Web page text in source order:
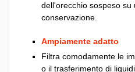
dell'orecchio sospeso
conservazione.
Ampiamente adatto
Filtra comodamente le
o il trasferimento di liquidi.